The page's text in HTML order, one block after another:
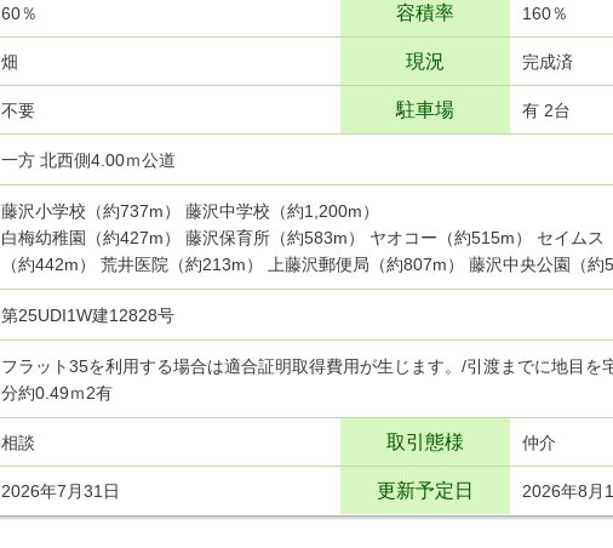
60％ 容積率 160％
畑 現況 完成済
不要 駐車場 有 2台
一方 北西側4.00ｍ公道
藤沢小学校（約737m） 藤沢中学校（約1,200m）
白梅幼稚園（約427m） 藤沢保育所（約583m） ヤオコー（約515m） セイム
（約442m） 荒井医院（約213m） 上藤沢郵便局（約807m） 藤沢中央公園（約
第25UDI1W建12828号
フラット35を利用する場合は適合証明取得費用が生じます。/引渡までに地目を
分約0.49ｍ2有
相談 取引態様 仲介
2026年7月31日 更新予定日 2026年8月